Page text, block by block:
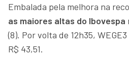
Embalada pela melhora na
as maiores altas do Ibovespa
(8). Por volta de 12h35,
R$ 43,51.